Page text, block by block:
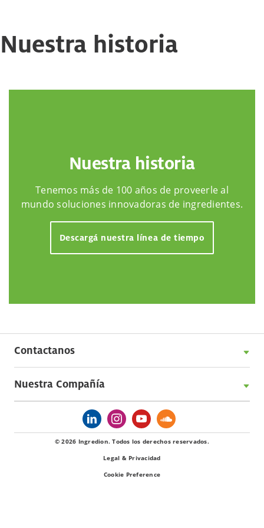
Nuestra historia
Nuestra historia
Tenemos más de 100 años de proveerle al
mundo soluciones innovadoras de ingredientes.
Descargá nuestra línea de tiempo
Contactanos
Nuestra Compañía
© 2026 Ingredion. Todos los derechos reservados.
Legal & Privacidad
Cookie Preference